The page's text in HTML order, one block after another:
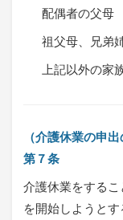
配偶者の父母
祖父母、兄弟
上記以外の家
（介護休業の申出
第７条
介護休業をする
を開始しようと